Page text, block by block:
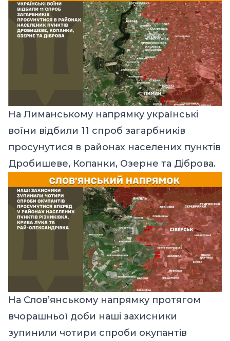
На Лиманському напрямку українські
воїни відбили 11 спроб загарбників
просунутися в районах населених пунктів
Дробишеве, Копанки, Озерне та Діброва.
На Слов’янському напрямку протягом
вчорашньої доби наші захисники
зупинили чотири спроби окупантів